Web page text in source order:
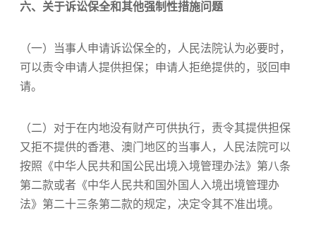
六、关于诉讼保全和其他强制性措施问题
（一）当事人申请诉讼保全的，人民法院认为必要时，
可以责令申请人提供担保；申请人拒绝提供的，驳回申
请。
（二）对于在内地没有财产可供执行，责令其提供担保
又拒不提供的香港、澳门地区的当事人，人民法院可以
按照《中华人民共和国公民出境入境管理办法》第八条
第二款或者《中华人民共和国外国人入境出境管理办
法》第二十三条第二款的规定，决定令其不准出境。